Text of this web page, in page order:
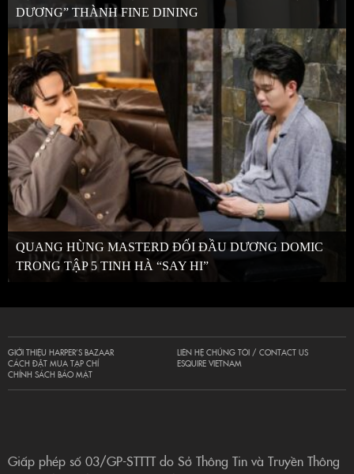
DƯƠNG” THÀNH FINE DINING
QUANG HÙNG MASTERD ĐỐI ĐẦU DƯƠNG DOMIC
TRONG TẬP 5 TINH HÀ “SAY HI”
GIỚI THIỆU HARPER’S BAZAAR
CÁCH ĐẶT MUA TẠP CHÍ
CHÍNH SÁCH BẢO MẬT
LIÊN HỆ CHÚNG TÔI / CONTACT US
ESQUIRE VIETNAM
Giấp phép số 03/GP-STTTT do Sở Thông Tin và Truyền Thông